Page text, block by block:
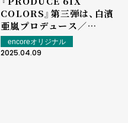
COLORS』第三弾は、⽩濱
亜嵐プロデュース／
SHINTARO YASUDA サ
ウンドプロデュース
encoreオリジナル
2025.04.09